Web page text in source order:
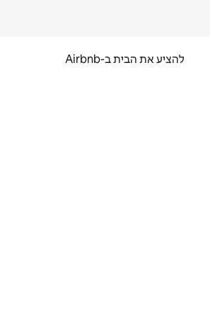
להציע את הבית ב-Airbnb